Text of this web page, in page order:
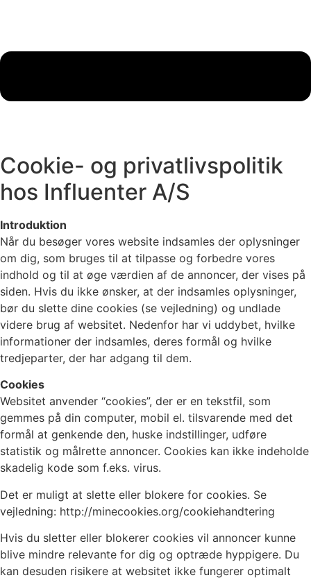
Cookie- og privatlivspolitik
hos Influenter A/S
Introduktion
Når du besøger vores website indsamles der oplysninger
om dig, som bruges til at tilpasse og forbedre vores
indhold og til at øge værdien af de annoncer, der vises på
siden. Hvis du ikke ønsker, at der indsamles oplysninger,
bør du slette dine cookies (se vejledning) og undlade
videre brug af websitet. Nedenfor har vi uddybet, hvilke
informationer der indsamles, deres formål og hvilke
tredjeparter, der har adgang til dem.
Cookies
Websitet anvender “cookies”, der er en tekstfil, som
gemmes på din computer, mobil el. tilsvarende med det
formål at genkende den, huske indstillinger, udføre
statistik og målrette annoncer. Cookies kan ikke indeholde
skadelig kode som f.eks. virus.
Det er muligt at slette eller blokere for cookies. Se
vejledning: http://minecookies.org/cookiehandtering
Hvis du sletter eller blokerer cookies vil annoncer kunne
blive mindre relevante for dig og optræde hyppigere. Du
kan desuden risikere at websitet ikke fungerer optimalt